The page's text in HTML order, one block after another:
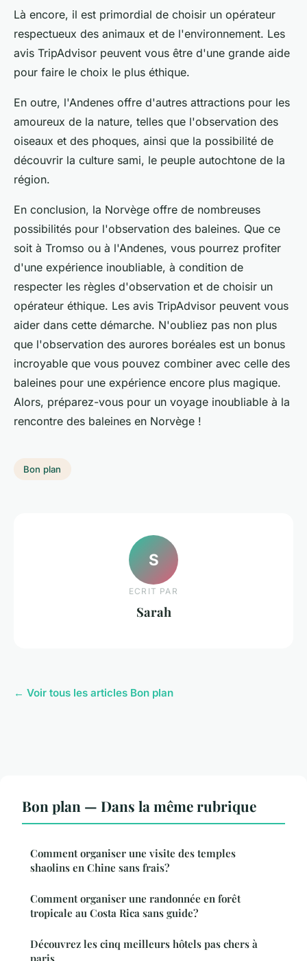
Là encore, il est primordial de choisir un opérateur
respectueux des animaux et de l'environnement. Les
avis TripAdvisor peuvent vous être d'une grande aide
pour faire le choix le plus éthique.
En outre, l'Andenes offre d'autres attractions pour les
amoureux de la nature, telles que l'observation des
oiseaux et des phoques, ainsi que la possibilité de
découvrir la culture sami, le peuple autochtone de la
région.
En conclusion, la Norvège offre de nombreuses
possibilités pour l'observation des baleines. Que ce
soit à Tromso ou à l'Andenes, vous pourrez profiter
d'une expérience inoubliable, à condition de
respecter les règles d'observation et de choisir un
opérateur éthique. Les avis TripAdvisor peuvent vous
aider dans cette démarche. N'oubliez pas non plus
que l'observation des aurores boréales est un bonus
incroyable que vous pouvez combiner avec celle des
baleines pour une expérience encore plus magique.
Alors, préparez-vous pour un voyage inoubliable à la
rencontre des baleines en Norvège !
Bon plan
S
ECRIT PAR
Sarah
← Voir tous les articles Bon plan
Bon plan — Dans la même rubrique
Comment organiser une visite des temples
shaolins en Chine sans frais?
Comment organiser une randonnée en forêt
tropicale au Costa Rica sans guide?
Découvrez les cinq meilleurs hôtels pas chers à